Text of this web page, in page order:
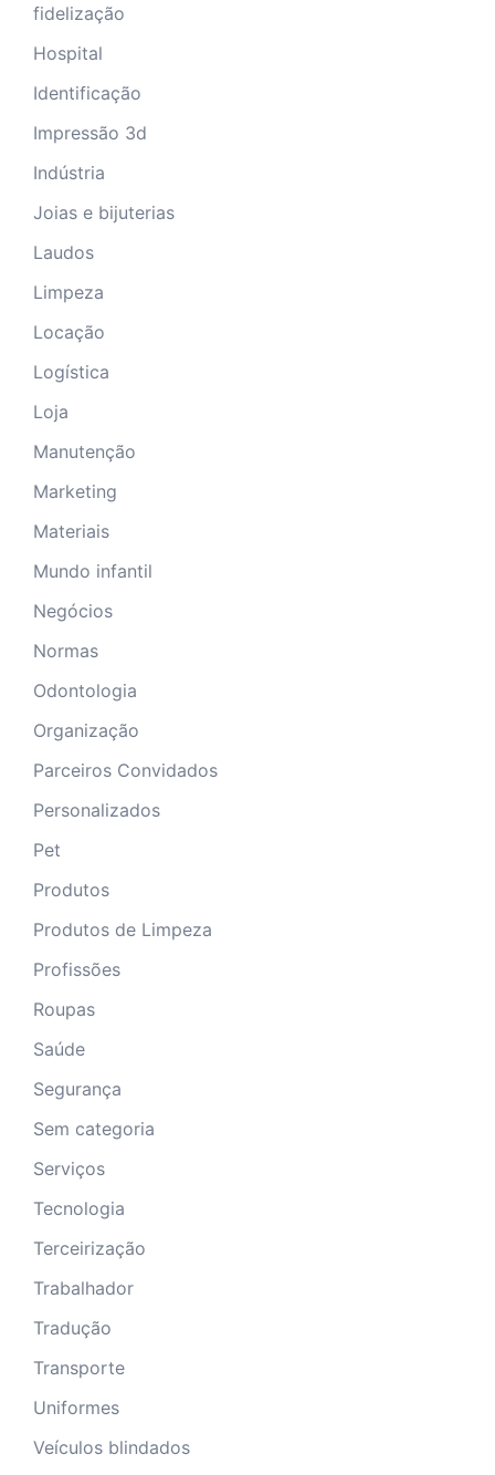
fidelização
Hospital
Identificação
Impressão 3d
Indústria
Joias e bijuterias
Laudos
Limpeza
Locação
Logística
Loja
Manutenção
Marketing
Materiais
Mundo infantil
Negócios
Normas
Odontologia
Organização
Parceiros Convidados
Personalizados
Pet
Produtos
Produtos de Limpeza
Profissões
Roupas
Saúde
Segurança
Sem categoria
Serviços
Tecnologia
Terceirização
Trabalhador
Tradução
Transporte
Uniformes
Veículos blindados